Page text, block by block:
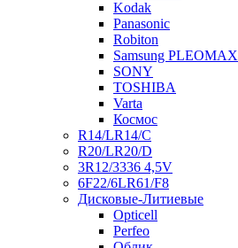
Kodak
Panasonic
Robiton
Samsung PLEOMAX
SONY
TOSHIBA
Varta
Космос
R14/LR14/C
R20/LR20/D
3R12/3336 4,5V
6F22/6LR61/F8
Дисковые-Литиевые
Opticell
Perfeo